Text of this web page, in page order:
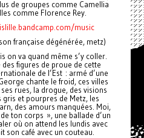
de groupes comme Camellia
comme Florence Rey.
music
française dégénérée, metz)
on va quand même s’y coller.
figures de proue de cette
de l’Est : armé d’une
chante le froid, ces villes
rues, la drogue, des visions
gris et pourpres de Metz, les
des amours manquées. Moi,
ton corps », une ballade d’un
où on attend les lundis avec
son café avec un couteau.